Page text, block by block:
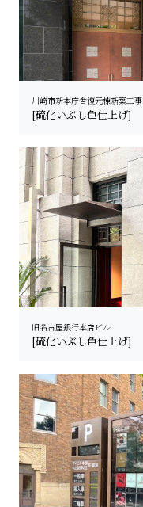
川崎市新本庁舎復元棟新築工事
[硫化いぶし色仕上げ]
旧名古屋銀行本店ビル
[硫化いぶし色仕上げ]